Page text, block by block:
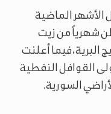
الماضية
نحو 650 ألف طن شهرياً من زيت
البرية، فيما أعلنت
القوافل النفطية
السورية.